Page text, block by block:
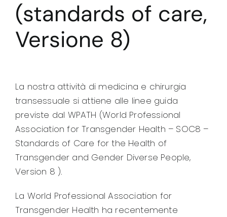
(standards of care,
Versione 8)
La nostra attività di medicina e chirurgia
transessuale si attiene alle linee guida
previste dal WPATH (World Professional
Association for Transgender Health – SOC8 –
Standards of Care for the Health of
Transgender and Gender Diverse People,
Version 8 ).
La World Professional Association for
Transgender Health ha recentemente